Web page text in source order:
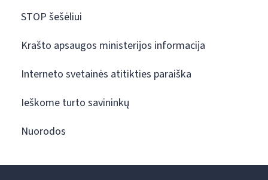
STOP šešėliui
Krašto apsaugos ministerijos informacija
Interneto svetainės atitikties paraiška
Ieškome turto savininkų
Nuorodos